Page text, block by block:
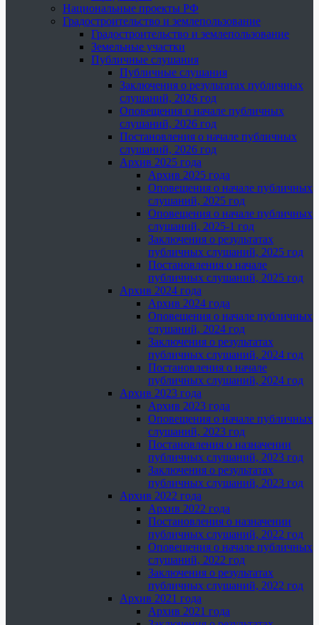
Национальные проекты РФ
Градостроительство и землепользование
Градостроительство и землепользование
Земельные участки
Публичные слушания
Публичные слушания
Заключения о результатах публичных
слушаний, 2026 год
Оповещения о начале публичных
слушаний, 2026 год
Постановления о начале публичных
слушаний, 2026 год
Архив 2025 года
Архив 2025 года
Оповещения о начале публичных
слушаний, 2025 год
Оповещения о начале публичных
слушаний, 2025-1 год
Заключения о результатах
публичных слушаний, 2025 год
Постановления о начале
публичных слушаний, 2025 год
Архив 2024 года
Архив 2024 года
Оповещения о начале публичных
слушаний, 2024 год
Заключения о результатах
публичных слушаний, 2024 год
Постановления о начале
публичных слушаний, 2024 год
Архив 2023 года
Архив 2023 года
Оповещения о начале публичных
слушаний, 2023 год
Постановления о назначении
публичных слушаний, 2023 год
Заключения о результатах
публичных слушаний, 2023 год
Архив 2022 года
Архив 2022 года
Постановления о назначении
публичных слушаний, 2022 год
Оповещения о начале публичных
слушаний, 2022 год
Заключения о результатах
публичных слушаний, 2022 год
Архив 2021 года
Архив 2021 года